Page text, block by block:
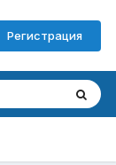
Регистрация